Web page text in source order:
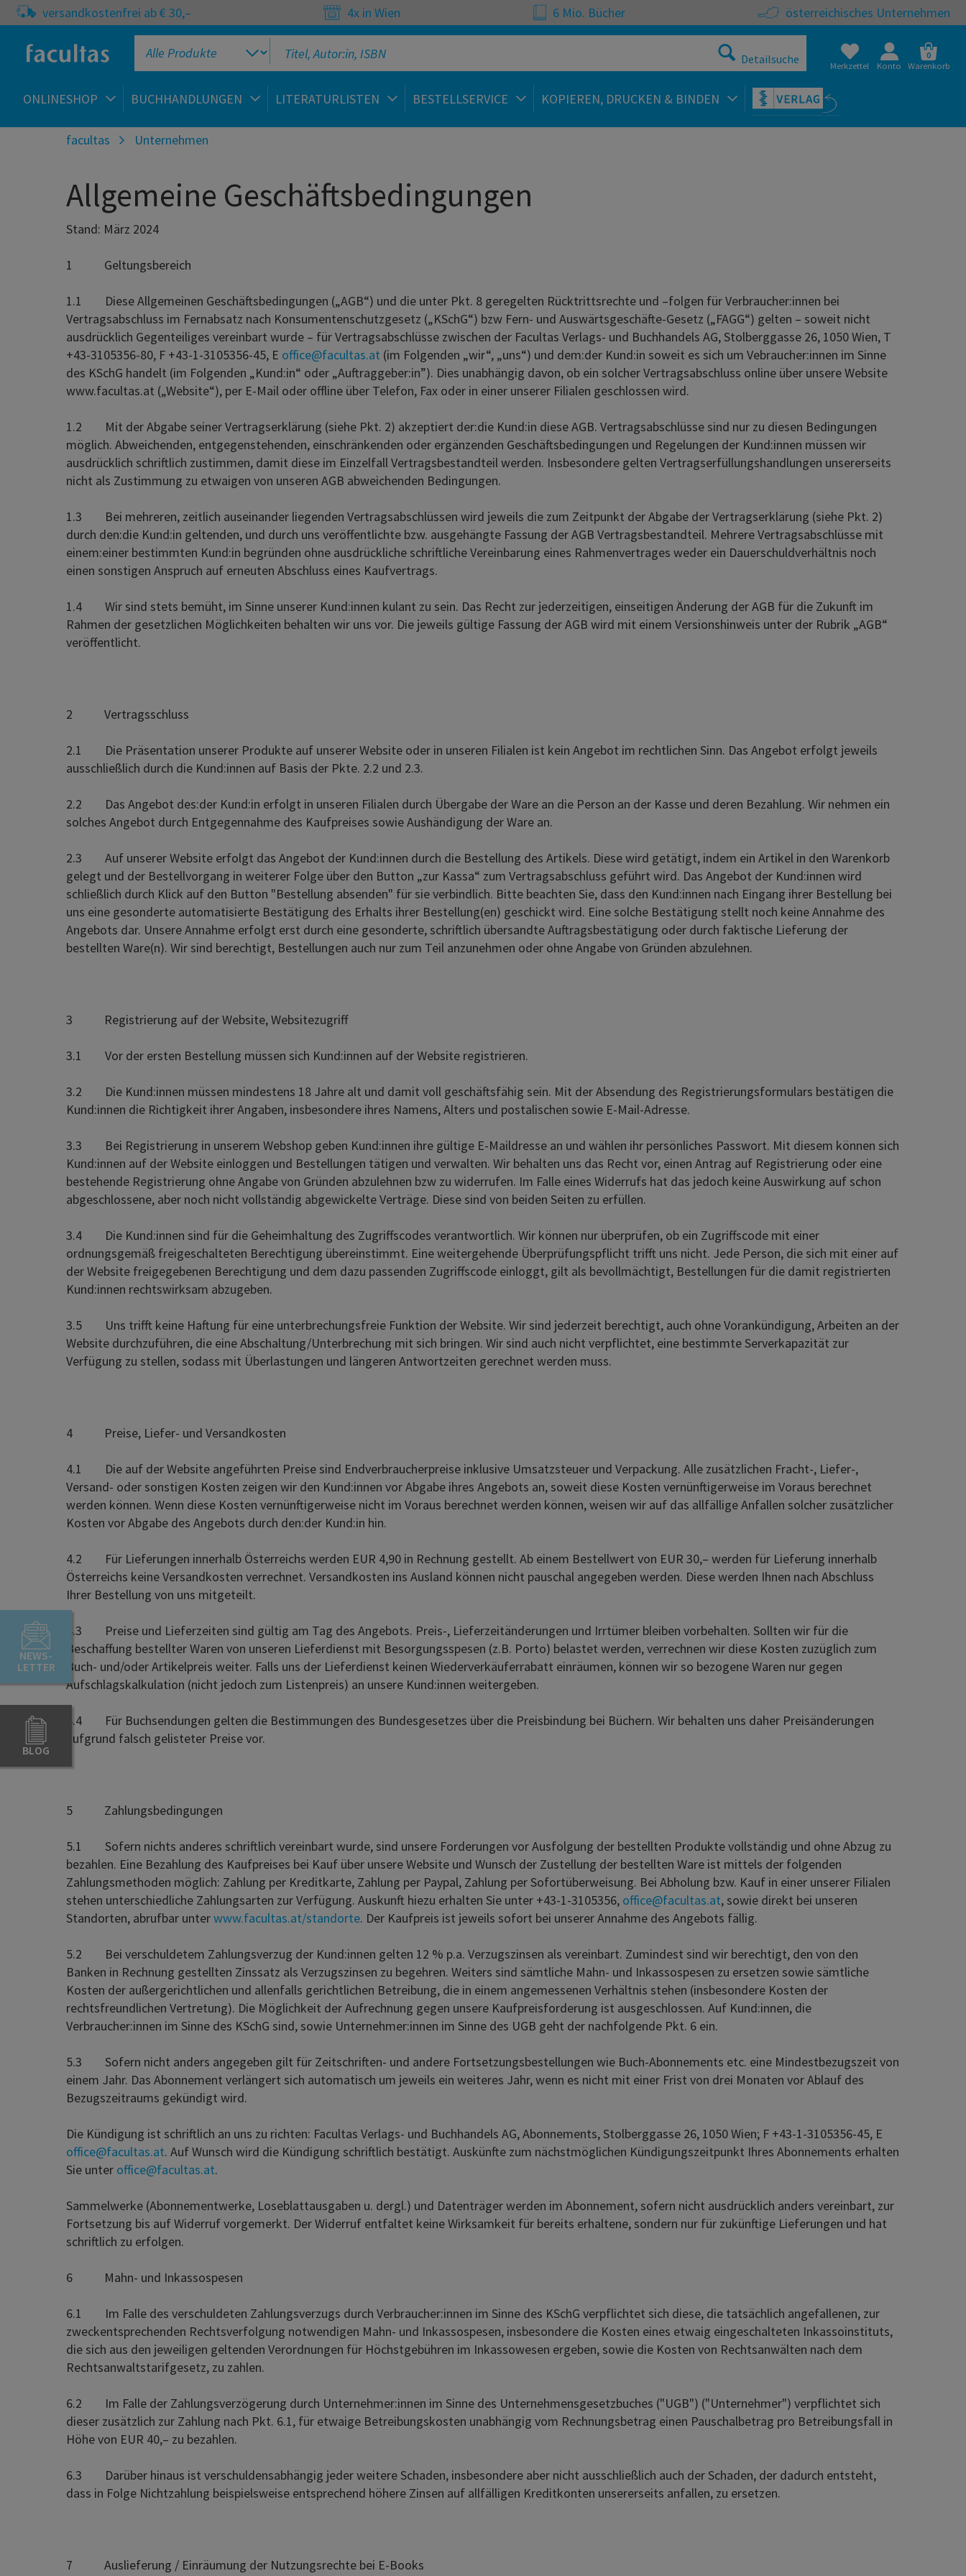
NEWS-
LETTER
BLOG
versandkostenfrei ab € 30,– 4x in Wien 6 Mio. Bücher österreichisches Unternehmen
Detailsuche Merkzettel Konto
0
Warenkorb
ONLINESHOP BUCHHANDLUNGEN LITERATURLISTEN BESTELLSERVICE KOPIEREN, DRUCKEN & BINDEN
facultas Unternehmen
Allgemeine Geschäftsbedingungen
Stand: März 2024
1 Geltungsbereich
1.1 Diese Allgemeinen Geschäftsbedingungen („AGB“) und die unter Pkt. 8 geregelten Rücktrittsrechte und –folgen für Verbraucher:innen bei
Vertragsabschluss im Fernabsatz nach Konsumentenschutzgesetz („KSchG“) bzw Fern- und Auswärtsgeschäfte-Gesetz („FAGG“) gelten – soweit nicht
ausdrücklich Gegenteiliges vereinbart wurde – für Vertragsabschlüsse zwischen der Facultas Verlags- und Buchhandels AG, Stolberggasse 26, 1050 Wien, T
+43-3105356-80, F +43-1-3105356-45, E office@facultas.at (im Folgenden „wir“, „uns“) und dem:der Kund:in soweit es sich um Vebraucher:innen im Sinne
des KSchG handelt (im Folgenden „Kund:in“ oder „Auftraggeber:in”). Dies unabhängig davon, ob ein solcher Vertragsabschluss online über unsere Website
www.facultas.at („Website“), per E-Mail oder offline über Telefon, Fax oder in einer unserer Filialen geschlossen wird.
1.2 Mit der Abgabe seiner Vertragserklärung (siehe Pkt. 2) akzeptiert der:die Kund:in diese AGB. Vertragsabschlüsse sind nur zu diesen Bedingungen
möglich. Abweichenden, entgegenstehenden, einschränkenden oder ergänzenden Geschäftsbedingungen und Regelungen der Kund:innen müssen wir
ausdrücklich schriftlich zustimmen, damit diese im Einzelfall Vertragsbestandteil werden. Insbesondere gelten Vertragserfüllungshandlungen unsererseits
nicht als Zustimmung zu etwaigen von unseren AGB abweichenden Bedingungen.
1.3 Bei mehreren, zeitlich auseinander liegenden Vertragsabschlüssen wird jeweils die zum Zeitpunkt der Abgabe der Vertragserklärung (siehe Pkt. 2)
durch den:die Kund:in geltenden, und durch uns veröffentlichte bzw. ausgehängte Fassung der AGB Vertragsbestandteil. Mehrere Vertragsabschlüsse mit
einem:einer bestimmten Kund:in begründen ohne ausdrückliche schriftliche Vereinbarung eines Rahmenvertrages weder ein Dauerschuldverhältnis noch
einen sonstigen Anspruch auf erneuten Abschluss eines Kaufvertrags.
1.4 Wir sind stets bemüht, im Sinne unserer Kund:innen kulant zu sein. Das Recht zur jederzeitigen, einseitigen Änderung der AGB für die Zukunft im
Rahmen der gesetzlichen Möglichkeiten behalten wir uns vor. Die jeweils gültige Fassung der AGB wird mit einem Versionshinweis unter der Rubrik „AGB“
veröffentlicht.
2 Vertragsschluss
2.1 Die Präsentation unserer Produkte auf unserer Website oder in unseren Filialen ist kein Angebot im rechtlichen Sinn. Das Angebot erfolgt jeweils
ausschließlich durch die Kund:innen auf Basis der Pkte. 2.2 und 2.3.
2.2 Das Angebot des:der Kund:in erfolgt in unseren Filialen durch Übergabe der Ware an die Person an der Kasse und deren Bezahlung. Wir nehmen ein
solches Angebot durch Entgegennahme des Kaufpreises sowie Aushändigung der Ware an.
2.3 Auf unserer Website erfolgt das Angebot der Kund:innen durch die Bestellung des Artikels. Diese wird getätigt, indem ein Artikel in den Warenkorb
gelegt und der Bestellvorgang in weiterer Folge über den Button „zur Kassa“ zum Vertragsabschluss geführt wird. Das Angebot der Kund:innen wird
schließlich durch Klick auf den Button "Bestellung absenden" für sie verbindlich. Bitte beachten Sie, dass den Kund:innen nach Eingang ihrer Bestellung bei
uns eine gesonderte automatisierte Bestätigung des Erhalts ihrer Bestellung(en) geschickt wird. Eine solche Bestätigung stellt noch keine Annahme des
Angebots dar. Unsere Annahme erfolgt erst durch eine gesonderte, schriftlich übersandte Auftragsbestätigung oder durch faktische Lieferung der
bestellten Ware(n). Wir sind berechtigt, Bestellungen auch nur zum Teil anzunehmen oder ohne Angabe von Gründen abzulehnen.
3 Registrierung auf der Website, Websitezugriff
3.1 Vor der ersten Bestellung müssen sich Kund:innen auf der Website registrieren.
3.2 Die Kund:innen müssen mindestens 18 Jahre alt und damit voll geschäftsfähig sein. Mit der Absendung des Registrierungsformulars bestätigen die
Kund:innen die Richtigkeit ihrer Angaben, insbesondere ihres Namens, Alters und postalischen sowie E-Mail-Adresse.
3.3 Bei Registrierung in unserem Webshop geben Kund:innen ihre gültige E-Maildresse an und wählen ihr persönliches Passwort. Mit diesem können sich
Kund:innen auf der Website einloggen und Bestellungen tätigen und verwalten. Wir behalten uns das Recht vor, einen Antrag auf Registrierung oder eine
bestehende Registrierung ohne Angabe von Gründen abzulehnen bzw zu widerrufen. Im Falle eines Widerrufs hat das jedoch keine Auswirkung auf schon
abgeschlossene, aber noch nicht vollständig abgewickelte Verträge. Diese sind von beiden Seiten zu erfüllen.
3.4 Die Kund:innen sind für die Geheimhaltung des Zugriffscodes verantwortlich. Wir können nur überprüfen, ob ein Zugriffscode mit einer
ordnungsgemäß freigeschalteten Berechtigung übereinstimmt. Eine weitergehende Überprüfungspflicht trifft uns nicht. Jede Person, die sich mit einer auf
der Website freigegebenen Berechtigung und dem dazu passenden Zugriffscode einloggt, gilt als bevollmächtigt, Bestellungen für die damit registrierten
Kund:innen rechtswirksam abzugeben.
3.5 Uns trifft keine Haftung für eine unterbrechungsfreie Funktion der Website. Wir sind jederzeit berechtigt, auch ohne Vorankündigung, Arbeiten an der
Website durchzuführen, die eine Abschaltung/Unterbrechung mit sich bringen. Wir sind auch nicht verpflichtet, eine bestimmte Serverkapazität zur
Verfügung zu stellen, sodass mit Überlastungen und längeren Antwortzeiten gerechnet werden muss.
4 Preise, Liefer- und Versandkosten
4.1 Die auf der Website angeführten Preise sind Endverbraucherpreise inklusive Umsatzsteuer und Verpackung. Alle zusätzlichen Fracht-, Liefer-,
Versand- oder sonstigen Kosten zeigen wir den Kund:innen vor Abgabe ihres Angebots an, soweit diese Kosten vernünftigerweise im Voraus berechnet
werden können. Wenn diese Kosten vernünftigerweise nicht im Voraus berechnet werden können, weisen wir auf das allfällige Anfallen solcher zusätzlicher
Kosten vor Abgabe des Angebots durch den:der Kund:in hin.
4.2 Für Lieferungen innerhalb Österreichs werden EUR 4,90 in Rechnung gestellt. Ab einem Bestellwert von EUR 30,– werden für Lieferung innerhalb
Österreichs keine Versandkosten verrechnet. Versandkosten ins Ausland können nicht pauschal angegeben werden. Diese werden Ihnen nach Abschluss
Ihrer Bestellung von uns mitgeteilt.
4.3 Preise und Lieferzeiten sind gültig am Tag des Angebots. Preis-, Lieferzeitänderungen und Irrtümer bleiben vorbehalten. Sollten wir für die
Beschaffung bestellter Waren von unseren Lieferdienst mit Besorgungsspesen (z.B. Porto) belastet werden, verrechnen wir diese Kosten zuzüglich zum
Buch- und/oder Artikelpreis weiter. Falls uns der Lieferdienst keinen Wiederverkäuferrabatt einräumen, können wir so bezogene Waren nur gegen
Aufschlagskalkulation (nicht jedoch zum Listenpreis) an unsere Kund:innen weitergeben.
4.4 Für Buchsendungen gelten die Bestimmungen des Bundesgesetzes über die Preisbindung bei Büchern. Wir behalten uns daher Preisänderungen
aufgrund falsch gelisteter Preise vor.
5 Zahlungsbedingungen
5.1 Sofern nichts anderes schriftlich vereinbart wurde, sind unsere Forderungen vor Ausfolgung der bestellten Produkte vollständig und ohne Abzug zu
bezahlen. Eine Bezahlung des Kaufpreises bei Kauf über unsere Website und Wunsch der Zustellung der bestellten Ware ist mittels der folgenden
Zahlungsmethoden möglich: Zahlung per Kreditkarte, Zahlung per Paypal, Zahlung per Sofortüberweisung. Bei Abholung bzw. Kauf in einer unserer Filialen
stehen unterschiedliche Zahlungsarten zur Verfügung. Auskunft hiezu erhalten Sie unter +43-1-3105356, office@facultas.at, sowie direkt bei unseren
Standorten, abrufbar unterwww.facultas.at/standorte. Der Kaufpreis ist jeweils sofort bei unserer Annahme des Angebots fällig.
5.2 Bei verschuldetem Zahlungsverzug der Kund:innen gelten 12 % p.a. Verzugszinsen als vereinbart. Zumindest sind wir berechtigt, den von den
Banken in Rechnung gestellten Zinssatz als Verzugszinsen zu begehren. Weiters sind sämtliche Mahn- und Inkassospesen zu ersetzen sowie sämtliche
Kosten der außergerichtlichen und allenfalls gerichtlichen Betreibung, die in einem angemessenen Verhältnis stehen (insbesondere Kosten der
rechtsfreundlichen Vertretung). Die Möglichkeit der Aufrechnung gegen unsere Kaufpreisforderung ist ausgeschlossen. Auf Kund:innen, die
Verbraucher:innen im Sinne des KSchG sind, sowie Unternehmer:innen im Sinne des UGB geht der nachfolgende Pkt. 6 ein.
5.3 Sofern nicht anders angegeben gilt für Zeitschriften- und andere Fortsetzungsbestellungen wie Buch-Abonnements etc. eine Mindestbezugszeit von
einem Jahr. Das Abonnement verlängert sich automatisch um jeweils ein weiteres Jahr, wenn es nicht mit einer Frist von drei Monaten vor Ablauf des
Bezugszeitraums gekündigt wird.
Die Kündigung ist schriftlich an uns zu richten: Facultas Verlags- und Buchhandels AG, Abonnements, Stolberggasse 26, 1050 Wien; F +43-1-3105356-45, E
office@facultas.at. Auf Wunsch wird die Kündigung schriftlich bestätigt. Auskünfte zum nächstmöglichen Kündigungszeitpunkt Ihres Abonnements erhalten
Sie unter office@facultas.at.
Sammelwerke (Abonnementwerke, Loseblattausgaben u. dergl.) und Datenträger werden im Abonnement, sofern nicht ausdrücklich anders vereinbart, zur
Fortsetzung bis auf Widerruf vorgemerkt. Der Widerruf entfaltet keine Wirksamkeit für bereits erhaltene, sondern nur für zukünftige Lieferungen und hat
schriftlich zu erfolgen.
6 Mahn- und Inkassospesen
6.1 Im Falle des verschuldeten Zahlungsverzugs durch Verbraucher:innen im Sinne des KSchG verpflichtet sich diese, die tatsächlich angefallenen, zur
zweckentsprechenden Rechtsverfolgung notwendigen Mahn- und Inkassospesen, insbesondere die Kosten eines etwaig eingeschalteten Inkassoinstituts,
die sich aus den jeweiligen geltenden Verordnungen für Höchstgebühren im Inkassowesen ergeben, sowie die Kosten von Rechtsanwälten nach dem
Rechtsanwaltstarifgesetz, zu zahlen.
6.2 Im Falle der Zahlungsverzögerung durch Unternehmer:innen im Sinne des Unternehmensgesetzbuches ("UGB") ("Unternehmer") verpflichtet sich
dieser zusätzlich zur Zahlung nach Pkt. 6.1, für etwaige Betreibungskosten unabhängig vom Rechnungsbetrag einen Pauschalbetrag pro Betreibungsfall in
Höhe von EUR 40,– zu bezahlen.
6.3 Darüber hinaus ist verschuldensabhängig jeder weitere Schaden, insbesondere aber nicht ausschließlich auch der Schaden, der dadurch entsteht,
dass in Folge Nichtzahlung beispielsweise entsprechend höhere Zinsen auf allfälligen Kreditkonten unsererseits anfallen, zu ersetzen.
7 Auslieferung / Einräumung der Nutzungsrechte bei E-Books